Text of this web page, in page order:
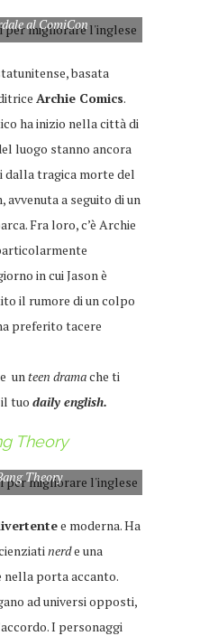
al ComiCon
basata
Archie Comics.
ha inizio nella città di
luogo stanno ancora
dalla tragica morte del
avvenuta a seguito di un
Fra loro, c’è Archie
in cui Jason è
il rumore di un colpo
preferito tacere
un teen dramache ti
tuo daily english.
Theory
Theory
e moderna. Ha
nerde una
nella porta accanto.
ad universi opposti,
I personaggi